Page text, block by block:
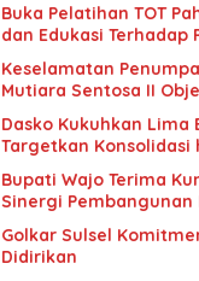
Buka Pelatihan TOT
dan Edukasi
Keselamatan
Mutiara Sentosa II
Dasko Kukuhkan Lima
Targetkan Konsolidasi
Bupati Wajo Terima
Sinergi Pembangunan
Golkar Sulsel
Didirikan